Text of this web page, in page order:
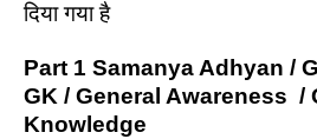
दिया गया है
Part 1 Samanya Adhyan /
GK / General Awareness /
Knowledge